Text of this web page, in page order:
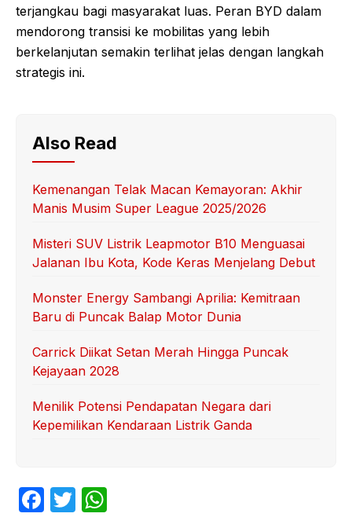
terjangkau bagi masyarakat luas. Peran BYD dalam
mendorong transisi ke mobilitas yang lebih
berkelanjutan semakin terlihat jelas dengan langkah
strategis ini.
Also Read
Kemenangan Telak Macan Kemayoran: Akhir
Manis Musim Super League 2025/2026
Misteri SUV Listrik Leapmotor B10 Menguasai
Jalanan Ibu Kota, Kode Keras Menjelang Debut
Monster Energy Sambangi Aprilia: Kemitraan
Baru di Puncak Balap Motor Dunia
Carrick Diikat Setan Merah Hingga Puncak
Kejayaan 2028
Menilik Potensi Pendapatan Negara dari
Kepemilikan Kendaraan Listrik Ganda
F
T